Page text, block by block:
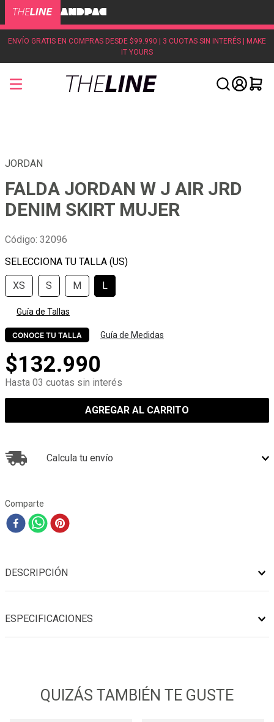
ENVÍO GRATIS EN COMPRAS DESDE $99.990 | 3 CUOTAS SIN INTERÉS | MAKE
IT YOURS
JORDAN
FALDA JORDAN W J AIR JRD
DENIM SKIRT MUJER
Código: 32096
XS S M L
Guía de Tallas
CONOCE TU TALLA Guía de Medidas
$132.990
Hasta 03 cuotas sin interés
AGREGAR AL CARRITO
Calcula tu envío
Comparte
DESCRIPCIÓN
ESPECIFICACIONES
QUIZÁS TAMBIÉN TE GUSTE